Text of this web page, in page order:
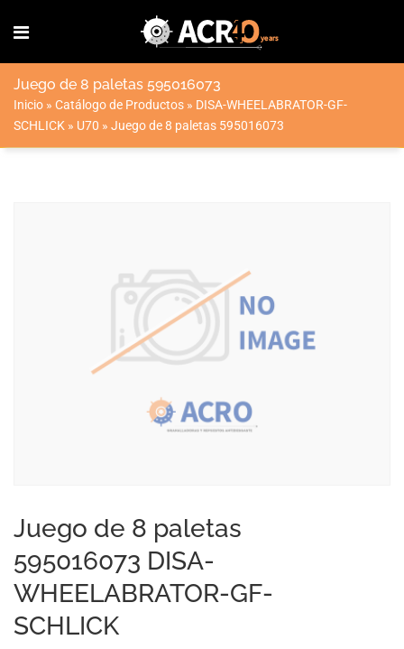
Juego de 8 paletas 595016073
Inicio » Catálogo de Productos » DISA-WHEELABRATOR-GF-
SCHLICK » U70 » Juego de 8 paletas 595016073
Juego de 8 paletas
595016073 DISA-
WHEELABRATOR-GF-
SCHLICK